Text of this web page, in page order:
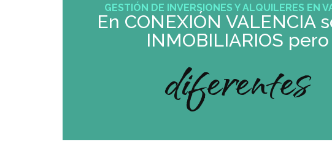
GESTIÓN DE INVERSIONES Y ALQUILERES EN
En CONEXIÓN VALENCIA
INMOBILIARIOS pero
diferentes